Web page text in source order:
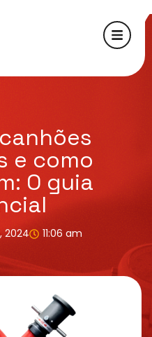
e como
O guia
2024 11:06 am